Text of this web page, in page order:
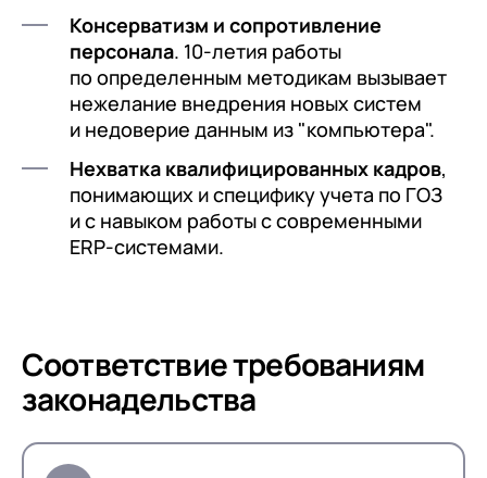
Консерватизм и сопротивление
персонала. 10-летия работы
по определенным методикам вызывает
нежелание внедрения новых систем
и недоверие данным из "компьютера".
Нехватка квалифицированных кадров,
понимающих и специфику учета по ГОЗ
и с навыком работы с современными
ERP-системами.
Соответствие требованиям
законадельства